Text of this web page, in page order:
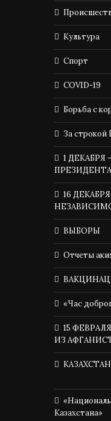
Культура
Спорт
COVID-19
Борьба с
За строкой
1 ДЕКАБРЯ
ПРЕЗИДЕНТА
16
ВЫБОРЫ
Отчеты
«Час
15
ИЗ
Казахстана»